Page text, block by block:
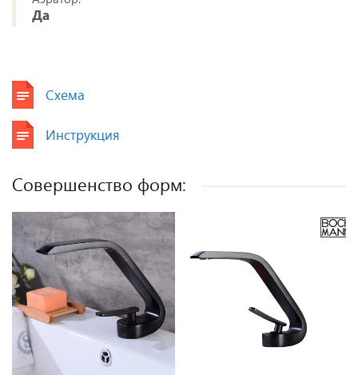
Да
Схема
Инструкция
Совершенство форм: